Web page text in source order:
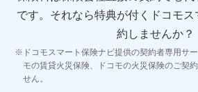
11.マイカー通勤管理クラウド並び
ビスに関してのお問い合わせ情報
各種お問い合わせに対応するため
当社のサービスに関する情報提供や、
をお送りするため
です。 それなら特典が付くドコモ
約しませんか？
ドコモスマート保険ナビ提供の契約者専用サ
モの賃貸火災保険、ドコモの火災保険のご契
せん。